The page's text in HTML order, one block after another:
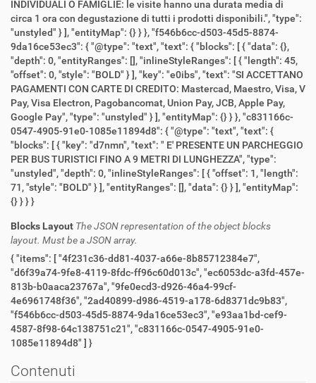
INDIVIDUALI O FAMIGLIE: le visite hanno una durata media di
circa 1 ora con degustazione di tutti i prodotti disponibili.", "type":
"unstyled" } ], "entityMap": {} } }, "f546b6cc-d503-45d5-8874-
9da16ce53ec3": { "@type": "text", "text": { "blocks": [ { "data": {},
"depth": 0, "entityRanges": [], "inlineStyleRanges": [ { "length": 45,
"offset": 0, "style": "BOLD" } ], "key": "e0ibs", "text": "SI ACCETTANO
PAGAMENTI CON CARTE DI CREDITO: Mastercad, Maestro, Visa, V
Pay, Visa Electron, Pagobancomat, Union Pay, JCB, Apple Pay,
Google Pay", "type": "unstyled" } ], "entityMap": {} } }, "c831166c-
0547-4905-91e0-1085e11894d8": { "@type": "text", "text": {
"blocks": [ { "key": "d7nmn", "text": " E' PRESENTE UN PARCHEGGIO
PER BUS TURISTICI FINO A 9 METRI DI LUNGHEZZA", "type":
"unstyled", "depth": 0, "inlineStyleRanges": [ { "offset": 1, "length":
71, "style": "BOLD" } ], "entityRanges": [], "data": {} } ], "entityMap":
{} } } }
Blocks Layout The JSON representation of the object blocks
layout. Must be a JSON array.
{ "items": [ "4f231c36-dd81-4037-a66e-8b85712384e7",
"d6f39a74-9fe8-4119-8fdc-ff96c60d013c", "ec6053dc-a3fd-457e-
813b-b0aaca23767a", "9fe0ecd3-d926-46a4-99cf-
4e6961748f36", "2ad40899-d986-4519-a178-6d8371dc9b83",
"f546b6cc-d503-45d5-8874-9da16ce53ec3", "e93aa1bd-cef9-
4587-8f98-64c138751c21", "c831166c-0547-4905-91e0-
1085e11894d8" ] }
Contenuti